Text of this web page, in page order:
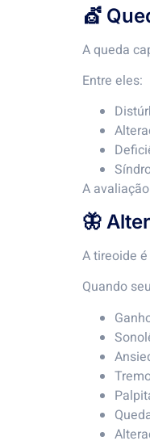
💇
A queda
Entre eles:
A
🦋
A tireoide
Quando